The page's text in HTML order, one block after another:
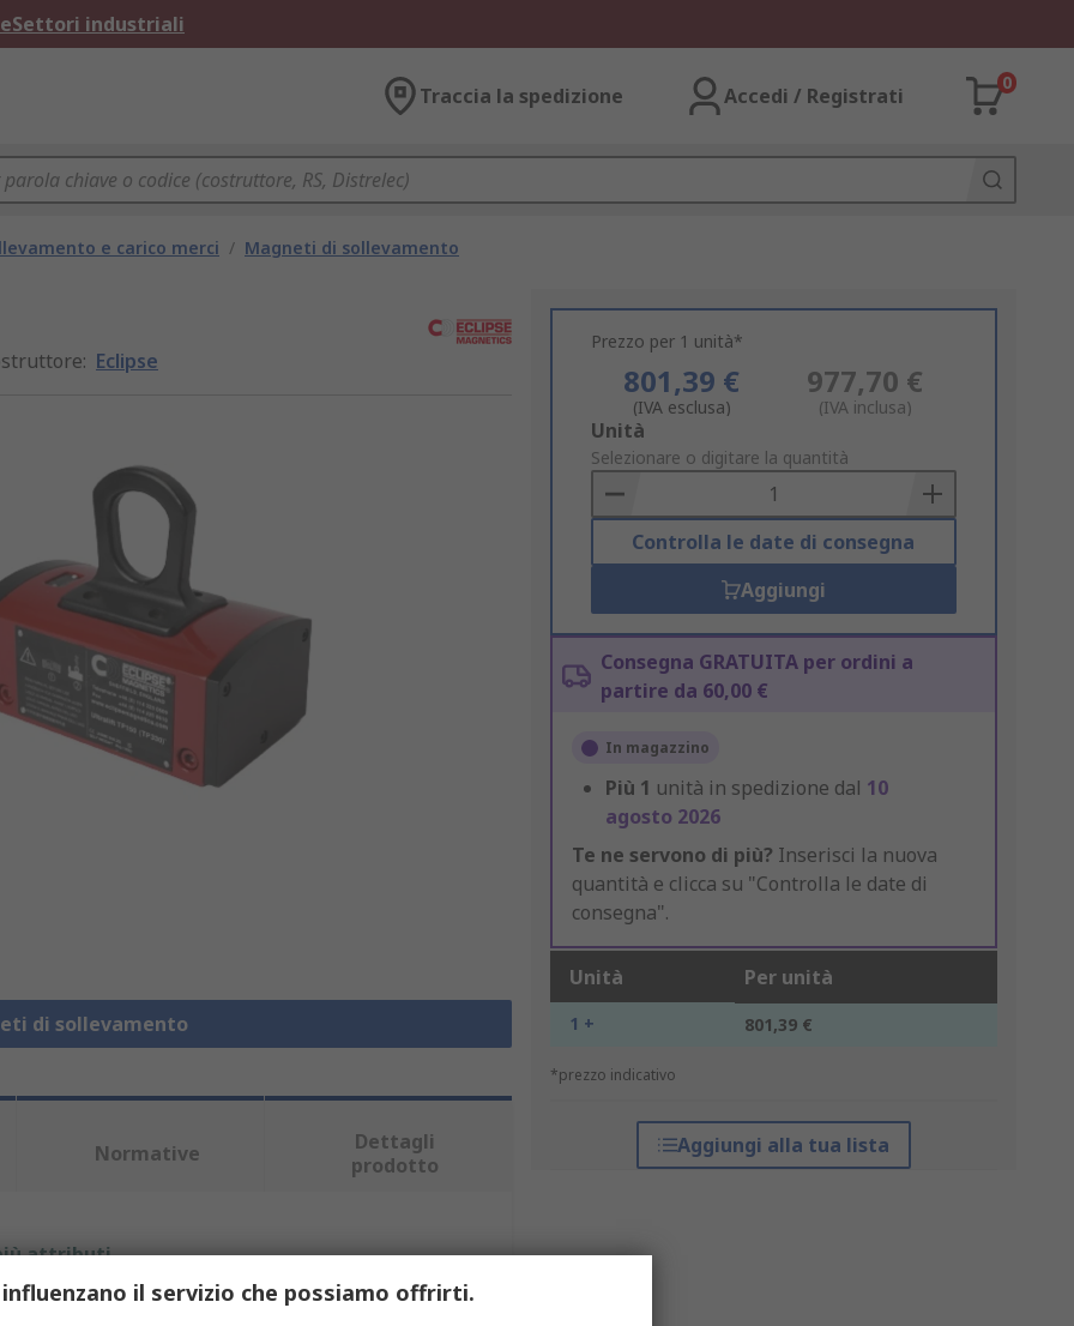
Settori industriali
Traccia la spedizione Accedi / Registrati
0
e carico merci / Magneti di sollevamento
: Eclipse
di sollevamento
Prezzo per 1 unità*
801,39 €
(IVA esclusa)
977,70 €
(IVA inclusa)
Add
to
Basket
Unità
Selezionare o digitare la quantità
Controlla le date di consegna
Aggiungi
Consegna GRATUITA per ordini a
partire da 60,00 €
In magazzino
Più 1 unità in spedizione dal 10
agosto 2026
Te ne servono di più? Inserisci la nuova
quantità e clicca su "Controlla le date di
consegna".
Unità Per unità
1 + 801,39 €
*prezzo indicativo
Aggiungi alla tua lista
Normative
Dettagli
prodotto
attributi.
il servizio che possiamo offrirti.